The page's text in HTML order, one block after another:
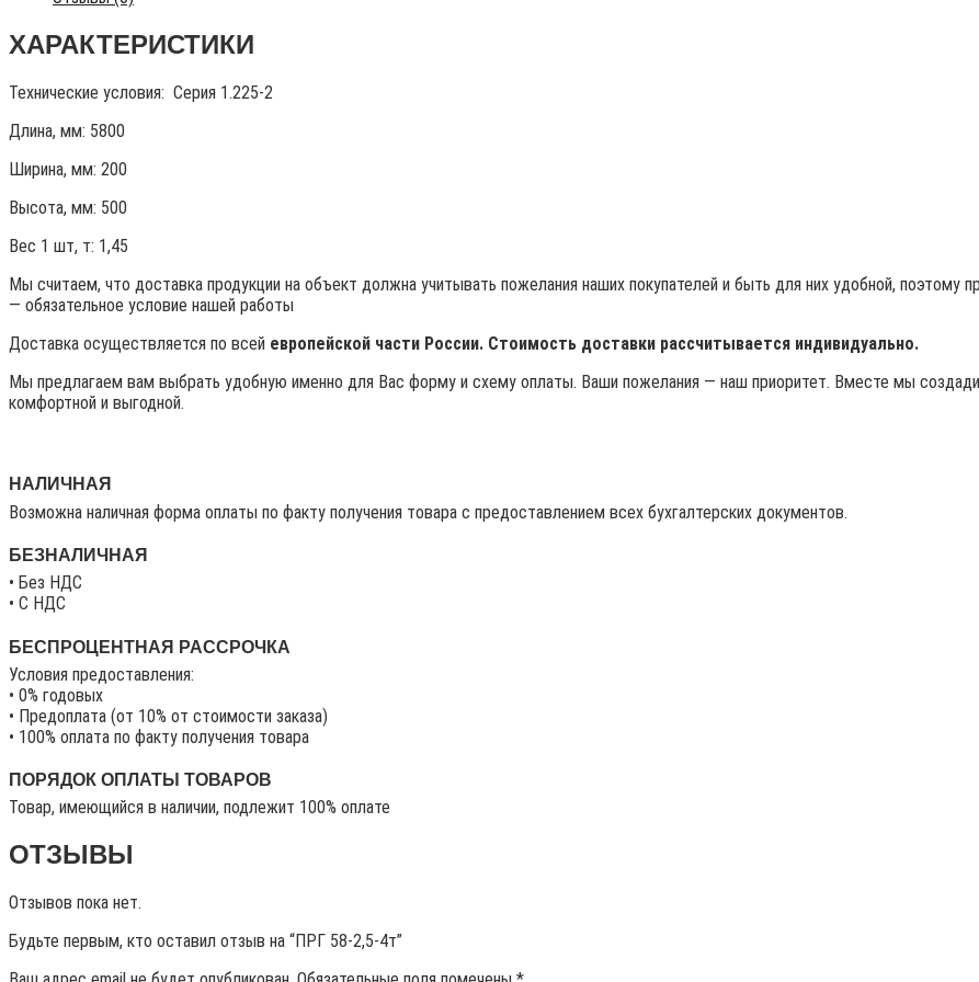
ХАРАКТЕРИСТИКИ
Технические условия: Серия 1.225-2
Длина, мм: 5800
Ширина, мм: 200
Высота, мм: 500
Вес 1 шт, т: 1,45
Мы считаем, что доставка продукции на объект должна учитывать пожелания наших покупателей и быть для них удобной, поэтому
— обязательное условие нашей работы
Доставка осуществляется по всей европейской части России. Стоимость доставки рассчитывается индивидуально.
Мы предлагаем вам выбрать удобную именно для Вас форму и схему оплаты. Ваши пожелания — наш приоритет. Вместе мы
комфортной и выгодной.
НАЛИЧНАЯ
Возможна наличная форма оплаты по факту получения товара с предоставлением всех бухгалтерских документов.
БЕЗНАЛИЧНАЯ
• Без НДС
• C НДС
БЕСПРОЦЕНТНАЯ РАССРОЧКА
Условия предоставления:
• 0% годовых
• Предоплата (от 10% от стоимости заказа)
• 100% оплата по факту получения товара
ПОРЯДОК ОПЛАТЫ ТОВАРОВ
Товар, имеющийся в наличии, подлежит 100% оплате
ОТЗЫВЫ
Отзывов пока нет.
Будьте первым, кто оставил отзыв на “ПРГ 58-2,5-4т”